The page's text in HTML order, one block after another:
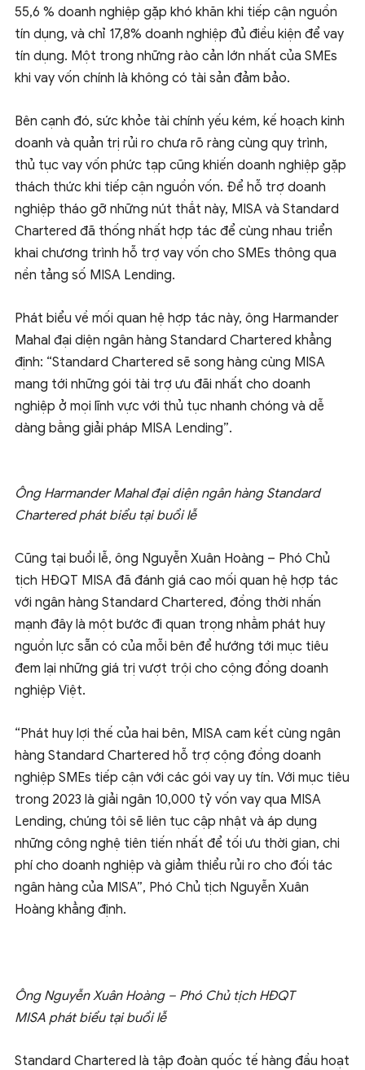
55,6 % doanh nghiệp gặp khó khăn khi tiếp cận nguồn
tín dụng, và chỉ 17,8% doanh nghiệp đủ điều kiện để vay
tín dụng. Một trong những rào cản lớn nhất của SMEs
khi vay vốn chính là không có tài sản đảm bảo.
Bên cạnh đó, sức khỏe tài chính yếu kém, kế hoạch kinh
doanh và quản trị rủi ro chưa rõ ràng cùng quy trình,
thủ tục vay vốn phức tạp cũng khiến doanh nghiệp gặp
thách thức khi tiếp cận nguồn vốn. Để hỗ trợ doanh
nghiệp tháo gỡ những nút thắt này, MISA và Standard
Chartered đã thống nhất hợp tác để cùng nhau triển
khai chương trình hỗ trợ vay vốn cho SMEs thông qua
nền tảng số MISA Lending.
Phát biểu về mối quan hệ hợp tác này, ông Harmander
Mahal đại diện ngân hàng Standard Chartered khẳng
định: “Standard Chartered sẽ song hàng cùng MISA
mang tới những gói tài trợ ưu đãi nhất cho doanh
nghiệp ở mọi lĩnh vực với thủ tục nhanh chóng và dễ
dàng bằng giải pháp MISA Lending”.
Ông Harmander Mahal đại diện ngân hàng Standard
Chartered phát biểu tại buổi lễ
Cũng tại buổi lễ, ông Nguyễn Xuân Hoàng – Phó Chủ
tịch HĐQT MISA đã đánh giá cao mối quan hệ hợp tác
với ngân hàng Standard Chartered, đồng thời nhấn
mạnh đây là một bước đi quan trọng nhằm phát huy
nguồn lực sẵn có của mỗi bên để hướng tới mục tiêu
đem lại những giá trị vượt trội cho cộng đồng doanh
nghiệp Việt.
“Phát huy lợi thế của hai bên, MISA cam kết cùng ngân
hàng Standard Chartered hỗ trợ cộng đồng doanh
nghiệp SMEs tiếp cận với các gói vay uy tín. Với mục tiêu
trong 2023 là giải ngân 10,000 tỷ vốn vay qua MISA
Lending, chúng tôi sẽ liên tục cập nhật và áp dụng
những công nghệ tiên tiến nhất để tối ưu thời gian, chi
phí cho doanh nghiệp và giảm thiểu rủi ro cho đối tác
ngân hàng của MISA”, Phó Chủ tịch Nguyễn Xuân
Hoàng khẳng định.
Ông Nguyễn Xuân Hoàng – Phó Chủ tịch HĐQT
MISA phát biểu tại buổi lễ
Standard Chartered là tập đoàn quốc tế hàng đầu hoạt